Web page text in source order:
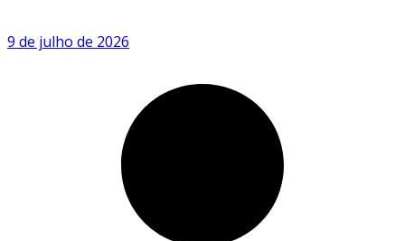
9 de julho de 2026